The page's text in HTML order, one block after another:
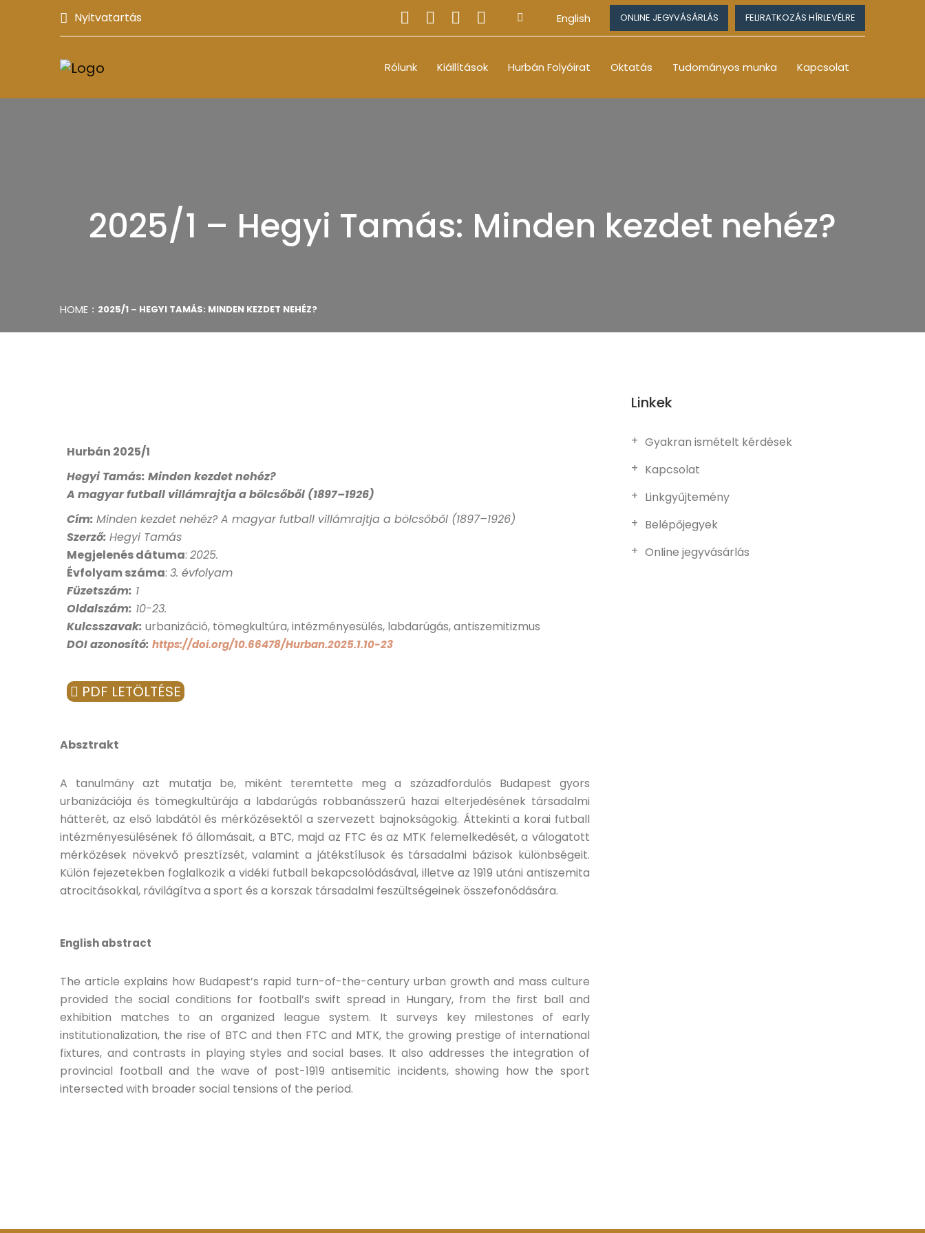
Nyitvatartás English ONLINE JEGYVÁSÁRLÁS FELIRATKOZÁS HÍRLEVÉLRE
Rólunk Kiállítások Hurbán Folyóirat Oktatás Tudományos munka Kapcsolat
2025/1 – Hegyi Tamás: Minden kezdet nehéz?
HOME 2025/1 – HEGYI TAMÁS: MINDEN KEZDET NEHÉZ?
Hurbán 2025/1
Hegyi Tamás: Minden kezdet nehéz?
A magyar futball villámrajtja a bölcsőből (1897–1926)
Cím: Minden kezdet nehéz? A magyar futball villámrajtja a bölcsőből (1897–1926)
Szerző: Hegyi Tamás
Megjelenés dátuma: 2025.
Évfolyam száma: 3. évfolyam
Füzetszám: 1
Oldalszám: 10-23.
Kulcsszavak: urbanizáció, tömegkultúra, intézményesülés, labdarúgás, antiszemitizmus
DOI azonosító: https://doi.org/10.66478/Hurban.2025.1.10-23
PDF LETÖLTÉSE
Absztrakt
A tanulmány azt mutatja be, miként teremtette meg a századfordulós Budapest gyors
urbanizációja és tömegkultúrája a labdarúgás robbanásszerű hazai elterjedésének társadalmi
hátterét, az első labdától és mérkőzésektől a szervezett bajnokságokig. Áttekinti a korai futball
intézményesülésének fő állomásait, a BTC, majd az FTC és az MTK felemelkedését, a válogatott
mérkőzések növekvő presztízsét, valamint a játékstílusok és társadalmi bázisok különbségeit.
Külön fejezetekben foglalkozik a vidéki futball bekapcsolódásával, illetve az 1919 utáni antiszemita
atrocitásokkal, rávilágítva a sport és a korszak társadalmi feszültségeinek összefonódására.
English abstract
The article explains how Budapest’s rapid turn-of-the-century urban growth and mass culture
provided the social conditions for football’s swift spread in Hungary, from the first ball and
exhibition matches to an organized league system. It surveys key milestones of early
institutionalization, the rise of BTC and then FTC and MTK, the growing prestige of international
fixtures, and contrasts in playing styles and social bases. It also addresses the integration of
provincial football and the wave of post-1919 antisemitic incidents, showing how the sport
intersected with broader social tensions of the period.
Linkek
Gyakran ismételt kérdések
Kapcsolat
Linkgyűjtemény
Belépőjegyek
Online jegyvásárlás